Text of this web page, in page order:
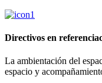
Directivos en
La ambientación del
espacio y